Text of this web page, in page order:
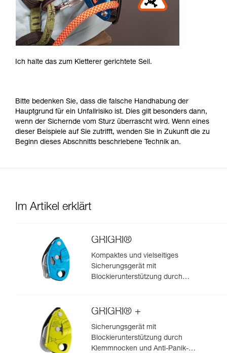
Ich halte das zum Kletterer gerichtete Seil.
Bitte bedenken Sie, dass die falsche Handhabung der
Hauptgrund für ein Unfallrisiko ist. Dies gilt besonders dann,
wenn der Sichernde vom Sturz überrascht wird. Wenn eines
dieser Beispiele auf Sie zutrifft, wenden Sie in Zukunft die zu
Beginn dieses Abschnitts beschriebene Technik an.
Im Artikel erklärt
GRIGRI®
Kompaktes und vielseitiges
Sicherungsgerät mit
Blockierunterstützung durch
GRIGRI® +
Sicherungsgerät mit
Blockierunterstützung durch
Klemmnocken und Anti-Panik-